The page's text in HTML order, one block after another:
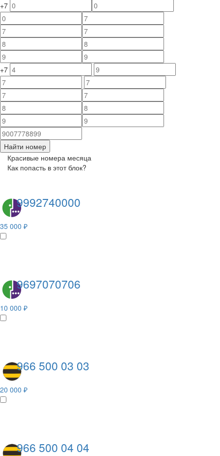
+7
+7
Найти номер
Красивые номера месяца
Как попасть в этот блок?
9992740000
35 000 ₽
9697070706
10 000 ₽
966 500 03 03
20 000 ₽
966 500 04 04